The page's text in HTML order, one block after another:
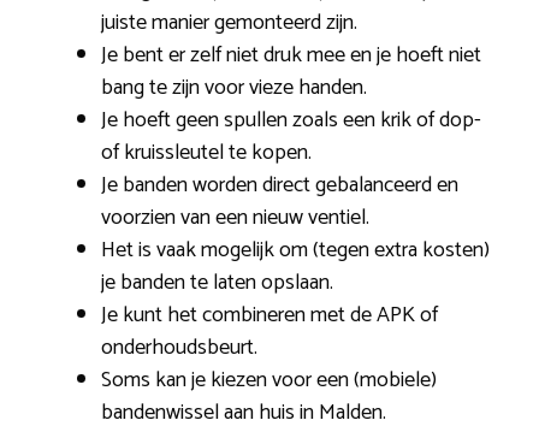
juiste manier gemonteerd zijn.
Je bent er zelf niet druk mee en je hoeft niet
bang te zijn voor vieze handen.
Je hoeft geen spullen zoals een krik of dop-
of kruissleutel te kopen.
Je banden worden direct gebalanceerd en
voorzien van een nieuw ventiel.
Het is vaak mogelijk om (tegen extra kosten)
je banden te laten opslaan.
Je kunt het combineren met de APK of
onderhoudsbeurt.
Soms kan je kiezen voor een (mobiele)
bandenwissel aan huis in Malden.